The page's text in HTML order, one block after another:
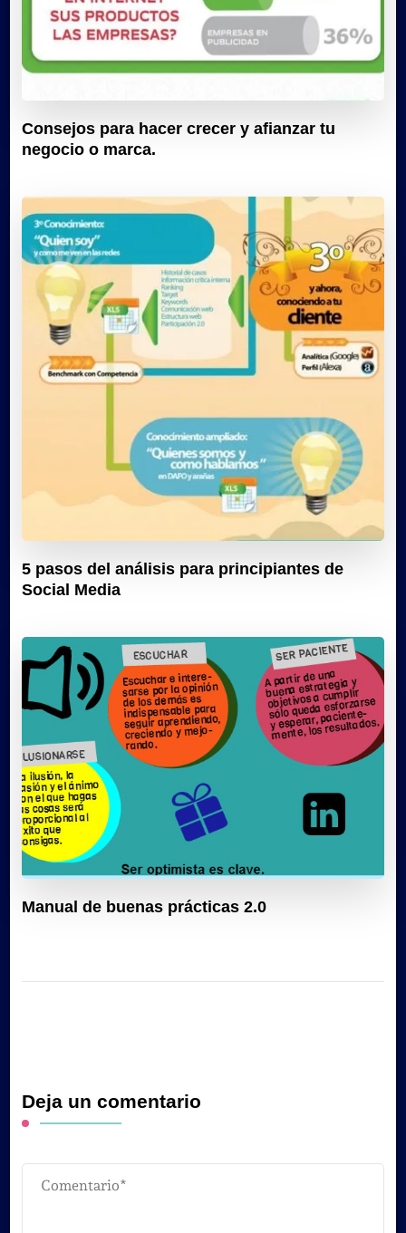
Consejos para hacer crecer y afianzar tu
negocio o marca.
5 pasos del análisis para principiantes de
Social Media
Manual de buenas prácticas 2.0
Deja un comentario